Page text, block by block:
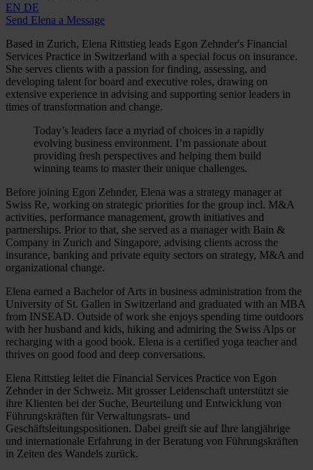
EN DE
Send Elena a Message
Based in Zurich, Elena Rittstieg leads Egon Zehnder's Financial
Services Practice in Switzerland with a special focus on insurance.
She serves clients with a passion for finding, assessing, and
developing talent for board and executive roles, drawing on
extensive experience in advising and supporting senior leaders in
times of transformation and change.
Today’s leaders face a myriad of choices in a rapidly
evolving business environment. I’m passionate about
providing fresh perspectives and helping them build
winning teams to master their unique challenges.
Before joining Egon Zehnder, Elena was a strategy manager at
Swiss Re, working on strategic priorities for the group incl. M&A
activities, performance management, growth initiatives and
partnerships. Prior to that, she served as a manager with Bain &
Company in Zurich and Singapore, advising clients across the
insurance, banking and private equity sectors on strategy, M&A and
organizational change.
Elena earned a Bachelor of Arts in business administration from the
University of St. Gallen in Switzerland and graduated with an MBA
from INSEAD. Outside of work she enjoys spending time outdoors
with her husband and kids, hiking and admiring the Swiss Alps or
recharging with a good book. Elena is a certified yoga teacher and
thrives on good food and deep conversations.
Elena Rittstieg leitet die Financial Services Practice von Egon
Zehnder in der Schweiz. Mit grosser Leidenschaft unterstützt sie
ihre Klienten bei der Suche, Beurteilung und Entwicklung von
Führungskräften für Verwaltungsrats- und
Geschäftsleitungspositionen. Dabei greift sie auf Ihre langjährige
und internationale Erfahrung in der Beratung von Führungskräften
in Zeiten des Wandels zurück.